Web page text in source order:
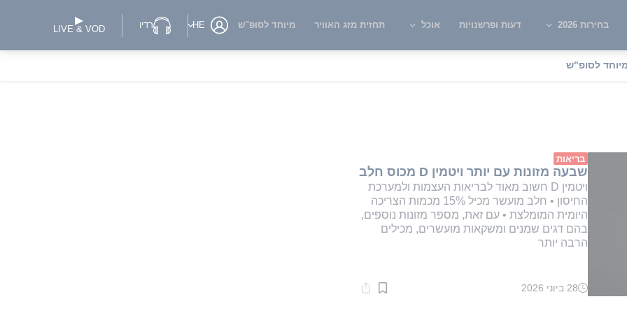
בחירות 2026 דעות ופרשנויות אוכל תחזית מזג האוויר מיוחד לסופ"ש HE רדיו LIVE & VOD
מיוחד לסופ"ש
ויטמינים
בריאות
שבעה מזונות עם יותר ויטמין D מכוס חלב
ויטמין D חשוב מאוד לבריאות העצמות ולמערכת
החיסון • חלב מועשר מכיל 15% מכמות הצריכה
היומית המומלצת • עם זאת, מספר מזונות נוספים,
בהם דגים שמנים ומשקאות מועשרים, מכילים
הרבה יותר
זמן28 ביוני 2026